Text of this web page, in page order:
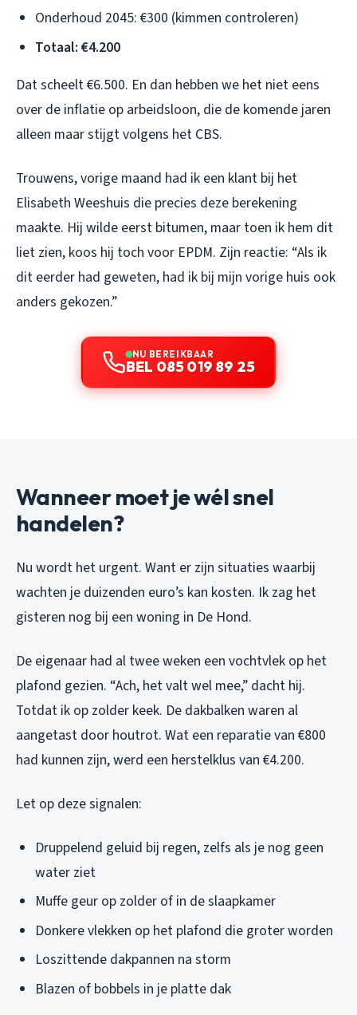
Onderhoud 2045: €300 (kimmen controleren)
Totaal: €4.200
Dat scheelt €6.500. En dan hebben we het niet eens
over de inflatie op arbeidsloon, die de komende jaren
alleen maar stijgt volgens het CBS.
Trouwens, vorige maand had ik een klant bij het
Elisabeth Weeshuis die precies deze berekening
maakte. Hij wilde eerst bitumen, maar toen ik hem dit
liet zien, koos hij toch voor EPDM. Zijn reactie: “Als ik
dit eerder had geweten, had ik bij mijn vorige huis ook
anders gekozen.”
NU BEREIKBAAR
BEL 085 019 89 25
Wanneer moet je wél snel
handelen?
Nu wordt het urgent. Want er zijn situaties waarbij
wachten je duizenden euro’s kan kosten. Ik zag het
gisteren nog bij een woning in De Hond.
De eigenaar had al twee weken een vochtvlek op het
plafond gezien. “Ach, het valt wel mee,” dacht hij.
Totdat ik op zolder keek. De dakbalken waren al
aangetast door houtrot. Wat een reparatie van €800
had kunnen zijn, werd een herstelklus van €4.200.
Let op deze signalen:
Druppelend geluid bij regen, zelfs als je nog geen
water ziet
Muffe geur op zolder of in de slaapkamer
Donkere vlekken op het plafond die groter worden
Loszittende dakpannen na storm
Blazen of bobbels in je platte dak